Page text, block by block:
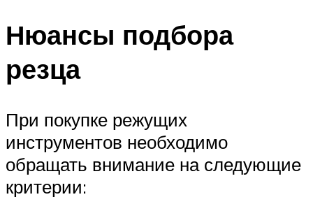
Нюансы подбора
резца
При покупке режущих
инструментов необходимо
обращать внимание на следующие
критерии: